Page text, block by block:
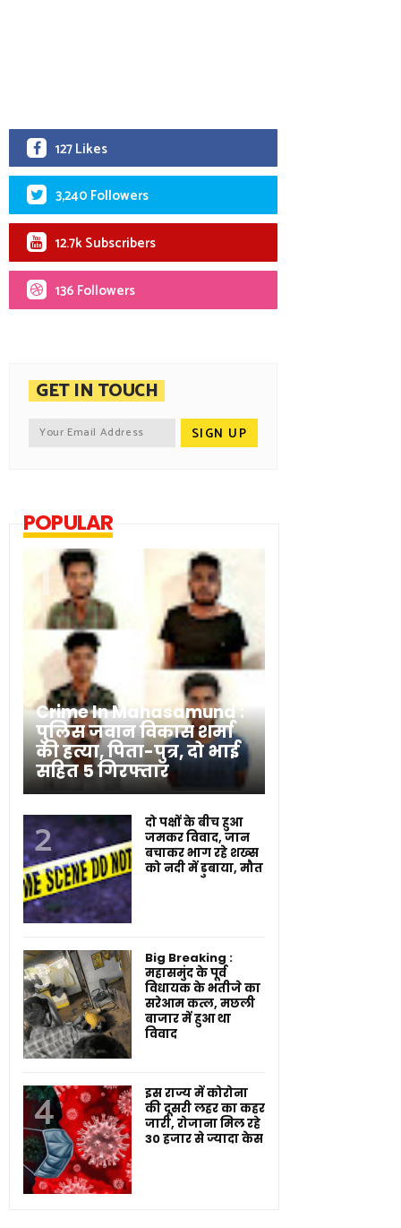
127 Likes
3,240 Followers
12.7k Subscribers
136 Followers
GET IN TOUCH
POPULAR
Crime In Mahasamund :
पुलिस जवान विकास शर्मा
की हत्या, पिता-पुत्र, दो भाई
सहित 5 गिरफ्तार
दो पक्षों के बीच हुआ
जमकर विवाद, जान
बचाकर भाग रहे शख्स
को नदी में डुबाया, मौत
Big Breaking :
महासमुंद के पूर्व
विधायक के भतीजे का
सरेआम कत्ल, मछली
बाजार में हुआ था
विवाद
इस राज्य में कोरोना
की दूसरी लहर का कहर
जारी, रोजाना मिल रहे
30 हजार से ज्यादा केस